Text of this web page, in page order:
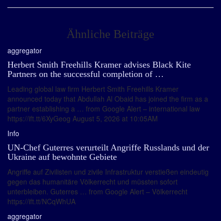
Ähnliche Beiträge
aggregator
Herbert Smith Freehills Kramer advises Black Kite
Partners on the successful completion of …
Leading global law firm Herbert Smith Freehills Kramer
announced today that Abdullah Al Obaid has joined the firm as a
partner establishing a … from Google Alert – international law
https://ift.tt/6XyGeog August 5, 2026 at 10:05AM
Info
UN-Chef Guterres verurteilt Angriffe Russlands und der
Ukraine auf bewohnte Gebiete
Angriffe auf Zivilisten und zivile Infrastruktur verstießen eindeutig
gegen das humanitäre Völkerrecht und müssten sofort
unterbleiben. Guterres … from Google Alert – Völkerrecht
https://ift.tt/NCqWhUA
aggregator